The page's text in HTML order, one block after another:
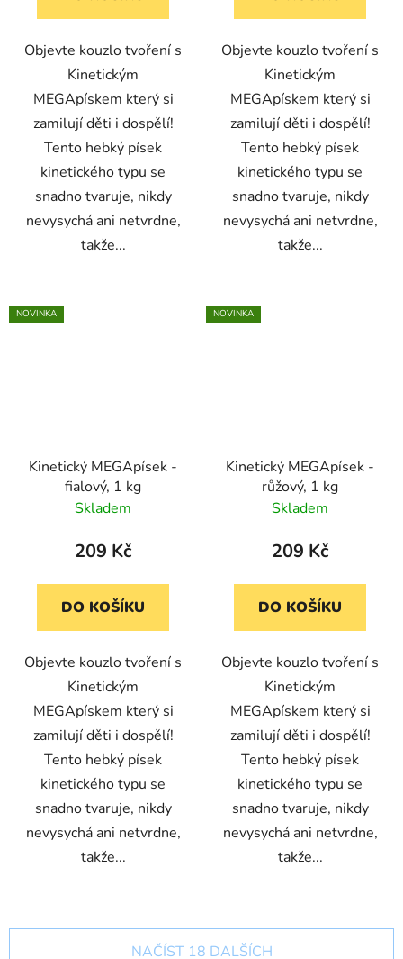
Objevte kouzlo tvoření s
Kinetickým
MEGApískem který si
zamilují děti i dospělí!
Tento hebký písek
kinetického typu se
snadno tvaruje, nikdy
nevysychá ani netvrdne,
takže...
Objevte kouzlo tvoření s
Kinetickým
MEGApískem který si
zamilují děti i dospělí!
Tento hebký písek
kinetického typu se
snadno tvaruje, nikdy
nevysychá ani netvrdne,
takže...
NOVINKA
Kinetický MEGApísek -
fialový, 1 kg
Skladem
209 Kč
DO KOŠÍKU
Objevte kouzlo tvoření s
Kinetickým
MEGApískem který si
zamilují děti i dospělí!
Tento hebký písek
kinetického typu se
snadno tvaruje, nikdy
nevysychá ani netvrdne,
takže...
NOVINKA
Kinetický MEGApísek -
růžový, 1 kg
Skladem
209 Kč
DO KOŠÍKU
Objevte kouzlo tvoření s
Kinetickým
MEGApískem který si
zamilují děti i dospělí!
Tento hebký písek
kinetického typu se
snadno tvaruje, nikdy
nevysychá ani netvrdne,
takže...
NAČÍST 18 DALŠÍCH